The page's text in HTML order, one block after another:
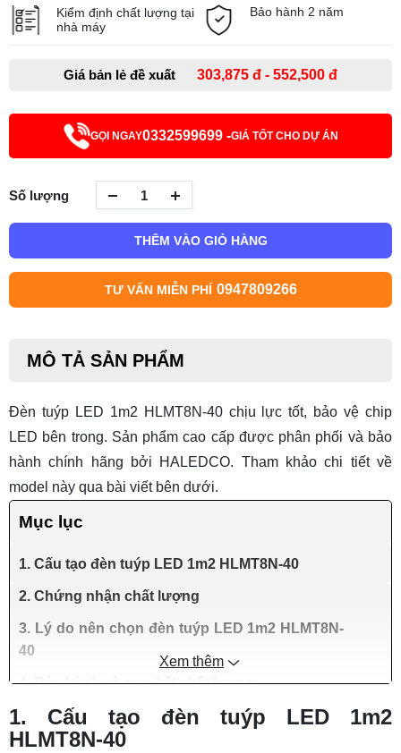
Kiểm định chất lượng tại
nhà máy
Bảo hành 2 năm
Giá bản lẻ đề xuất 303,875 đ - 552,500 đ
GỌI NGAY0332599699 -GIÁ TỐT CHO DỰ ÁN
Số lượng
THÊM VÀO GIỎ HÀNG
TƯ VẤN MIỄN PHÍ 0947809266
MÔ TẢ SẢN PHẨM
Đèn tuýp LED 1m2 HLMT8N-40 chịu lực tốt, bảo vệ chip
LED bên trong. Sản phẩm cao cấp được phân phối và bảo
hành chính hãng bởi HALEDCO. Tham khảo chi tiết về
model này qua bài viết bên dưới.
Mục lục
1. Cấu tạo đèn tuýp LED 1m2 HLMT8N-40
2. Chứng nhận chất lượng
3. Lý do nên chọn đèn tuýp LED 1m2 HLMT8N-
40
4. Bảo hành và cam kết chất lượng
Xem thêm
1. Cấu tạo đèn tuýp LED 1m2
HLMT8N-40